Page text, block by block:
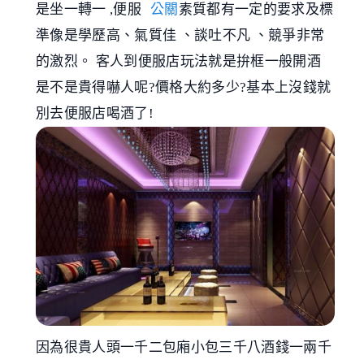
是坐一轉一 ,便服
公關 素質都有一定的要求及標
準像是學歷高、氣質佳 、談吐不凡 、競爭非常
的激烈。 客人到便服店玩法就是拚框一般開酒
是不是貴得嚇人呢?價格大約多少?基本上沒錢就
別去便服店喝酒了!
因為很貴人頭一千二包廂小包三千八酒錢一兩千